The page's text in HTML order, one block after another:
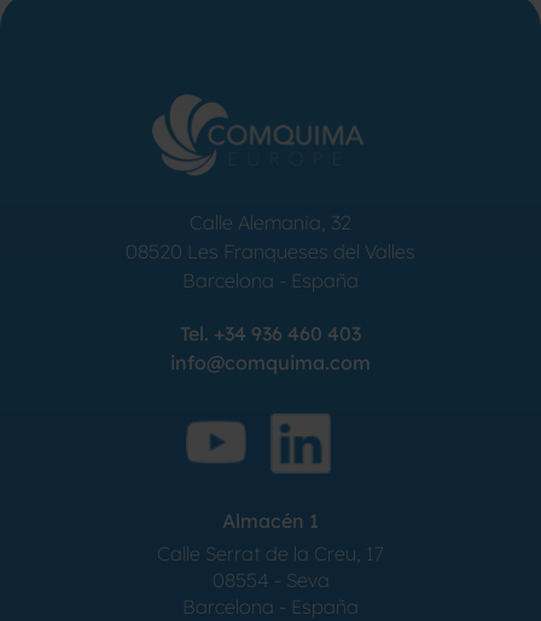
Calle Alemania, 32
08520 Les Franqueses del Valles
Barcelona - España
Tel. +34 936 460 403
info@comquima.com
Almacén 1
Calle Serrat de la Creu, 17
08554 - Seva
Barcelona - España